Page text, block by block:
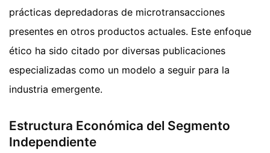
prácticas depredadoras de microtransacciones
presentes en otros productos actuales. Este enfoque
ético ha sido citado por diversas publicaciones
especializadas como un modelo a seguir para la
industria emergente.
Estructura Económica del Segmento
Independiente